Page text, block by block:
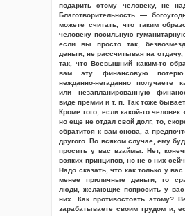
подарить этому человеку, не
Благотворительность —
можете считать, что таким
человеку посильную
если вы просто так,
деньги, не рассчитывая на
так, что Всевышний каким-то
вам эту финансовую
нежданно-негаданно получаете
или незапланированную
виде премии и т. п. Так тоже
Кроме того, если какой-то человек
но еще не отдал свой долг, то,
обратится к вам снова, а
другого. Во всяком случае, ему
просить у вас взаймы. Нет,
всяких принципов, но не о них
Надо сказать, что как только у
менее приличные деньги, то
люди, желающие попросить у
них. Как противостоять этому?
зарабатываете своим трудом и,